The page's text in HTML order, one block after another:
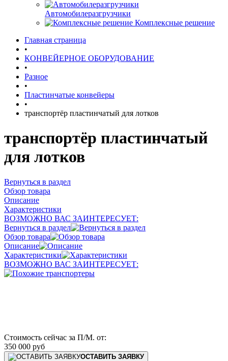
Автомобилеразгрузчики
Комплексные решение
Главная страница
•
КОНВЕЙЕРНОЕ ОБОРУДОВАНИЕ
•
Разное
•
Пластинчатые конвейеры
•
транспортёр пластинчатый для лотков
транспортёр пластинчатый
для лотков
Вернуться в раздел
Обзор товара
Описание
Характеристики
ВОЗМОЖНО ВАС ЗАИНТЕРЕСУЕТ:
Вернуться в раздел
Обзор товара
Описание
Характеристики
ВОЗМОЖНО ВАС ЗАИНТЕРЕСУЕТ:
Стоимость сейчас за П/М. от:
350 000 руб
ОСТАВИТЬ ЗАЯВКУ